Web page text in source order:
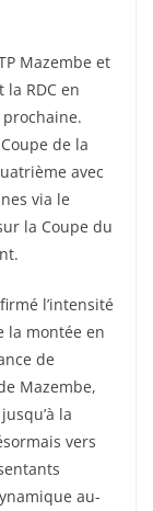
Mazembe et
la RDC en
prochaine.
de la
avec
via le
la Coupe du
l’intensité
la montée en
de
Mazembe,
la
vers
au-